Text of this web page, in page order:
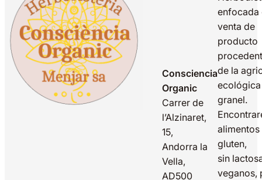
Consciencia
Organic
Carrer de
l’Alzinaret,
15,
Andorra la
Vella,
AD500
enfocada
venta de
producto
de la
granel.
alimentos
gluten,
sin
veganos,